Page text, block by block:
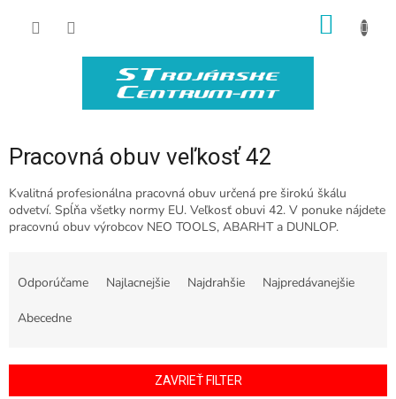
Pracovná obuv veľkosť 42
Kvalitná profesionálna pracovná obuv určená pre širokú škálu
odvetví. Spĺňa všetky normy EU. Veľkosť obuvi 42. V ponuke nájdete
pracovnú obuv výrobcov NEO TOOLS, ABARHT a DUNLOP.
Odporúčame Najlacnejšie Najdrahšie Najpredávanejšie
Abecedne
ZAVRIEŤ FILTER